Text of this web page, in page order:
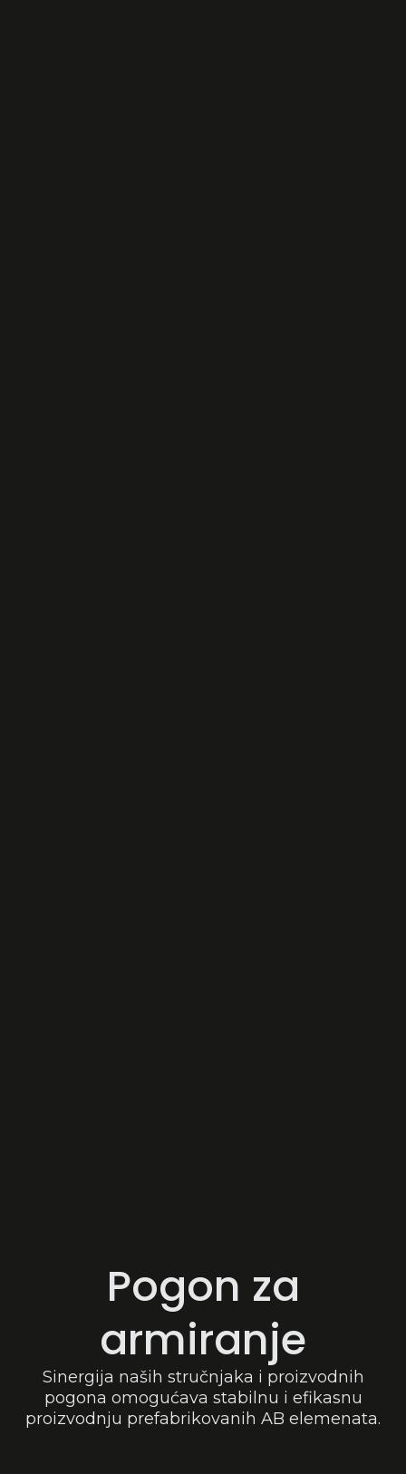
Pogon za
armiranje
Sinergija naših stručnjaka i proizvodnih
pogona omogućava stabilnu i efikasnu
proizvodnju prefabrikovanih AB elemenata.